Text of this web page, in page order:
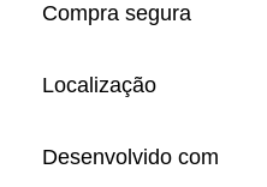
Compra segura
Localização
Desenvolvido com